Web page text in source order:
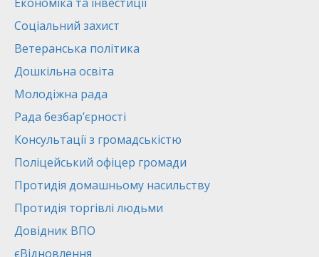
Соціальний захист
Ветеранська політика
Дошкільна освіта
Молодіжна рада
Рада безбар’єрності
Консультації з громадськістю
Поліцейський офіцер громади
Протидія домашньому насильству
Протидія торгівлі людьми
Довідник ВПО
єВідновлення